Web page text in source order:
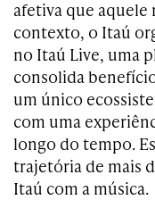
afetiva que aquele
contexto, o Itaú
no Itaú Live, uma
consolida
um único
com uma
longo do tempo.
trajetória de mais
Itaú com a música.